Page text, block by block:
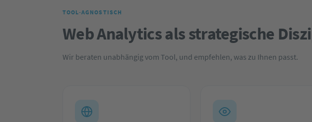
TOOL-AGNOSTISCH
Web Analytics als strategische
Wir beraten unabhängig vom Tool, und empfehlen, was zu Ihnen passt.